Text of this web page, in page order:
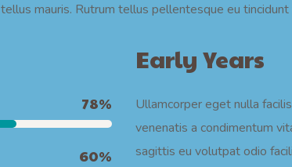
mauris. Rutrum tellus pellentesque eu
78%
60%
Early Years
Ullamcorper eget nulla
venenatis a condimentum
sagittis eu volutpat odio